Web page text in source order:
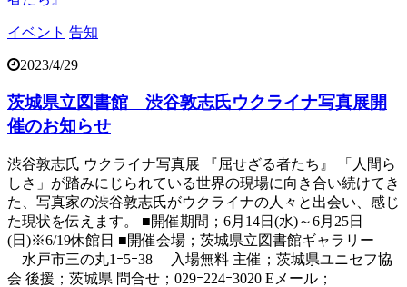
イベント 告知
2023/4/29
茨城県立図書館 渋谷敦志氏ウクライナ写真展開
催のお知らせ
渋谷敦志氏 ウクライナ写真展 『屈せざる者たち』 「人間ら
しさ」が踏みにじられている世界の現場に向き合い続けてき
た、写真家の渋谷敦志氏がウクライナの人々と出会い、感じ
た現状を伝えます。 ■開催期間；6月14日(水)～6月25日
(日)※6/19休館日 ■開催会場；茨城県立図書館ギャラリー
水戸市三の丸1ｰ5ｰ38 入場無料 主催；茨城県ユニセフ協
会 後援；茨城県 問合せ；029ｰ224ｰ3020 Eメール；